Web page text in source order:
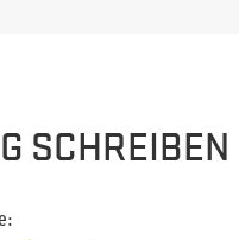
SCHREIBEN